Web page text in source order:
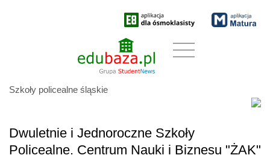
Szkoły policealne śląskie
Dwuletnie i Jednoroczne Szkoły
Policealne. Centrum Nauki i Biznesu "ŻAK"